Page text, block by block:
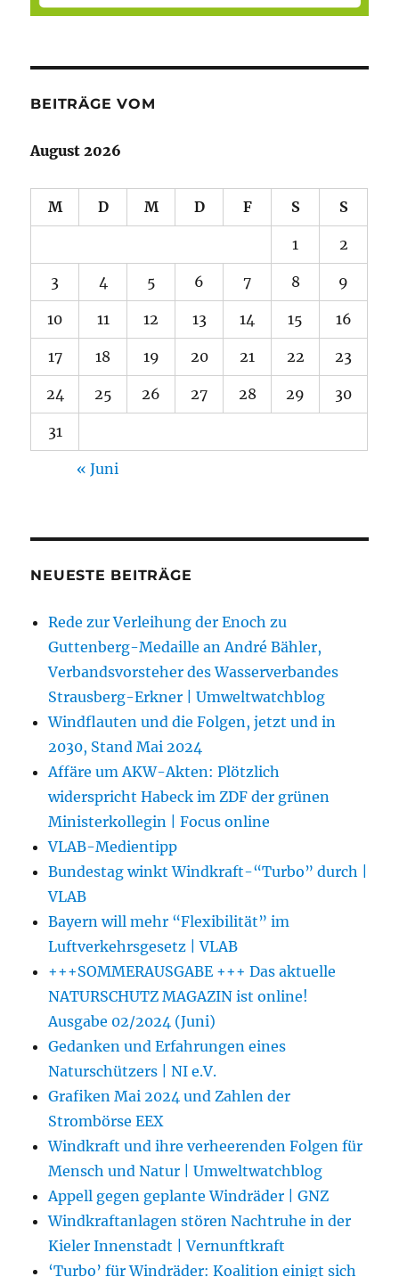
BEITRÄGE VOM
August 2026
M D M D F S S
1 2
3 4 5 6 7 8 9
10 11 12 13 14 15 16
17 18 19 20 21 22 23
24 25 26 27 28 29 30
31
« Juni
NEUESTE BEITRÄGE
Rede zur Verleihung der Enoch zu
Guttenberg-Medaille an André Bähler,
Verbandsvorsteher des Wasserverbandes
Strausberg-Erkner | Umweltwatchblog
Windflauten und die Folgen, jetzt und in
2030, Stand Mai 2024
Affäre um AKW-Akten: Plötzlich
widerspricht Habeck im ZDF der grünen
Ministerkollegin | Focus online
VLAB-Medientipp
Bundestag winkt Windkraft-“Turbo” durch |
VLAB
Bayern will mehr “Flexibilität” im
Luftverkehrsgesetz | VLAB
+++SOMMERAUSGABE +++ Das aktuelle
NATURSCHUTZ MAGAZIN ist online!
Ausgabe 02/2024 (Juni)
Gedanken und Erfahrungen eines
Naturschützers | NI e.V.
Grafiken Mai 2024 und Zahlen der
Strombörse EEX
Windkraft und ihre verheerenden Folgen für
Mensch und Natur | Umweltwatchblog
Appell gegen geplante Windräder | GNZ
Windkraftanlagen stören Nachtruhe in der
Kieler Innenstadt | Vernunftkraft
‘Turbo’ für Windräder: Koalition einigt sich